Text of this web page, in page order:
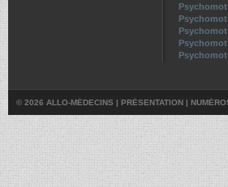
© 2026 ALLO-MÉDECINS | PRÉSENTATION |